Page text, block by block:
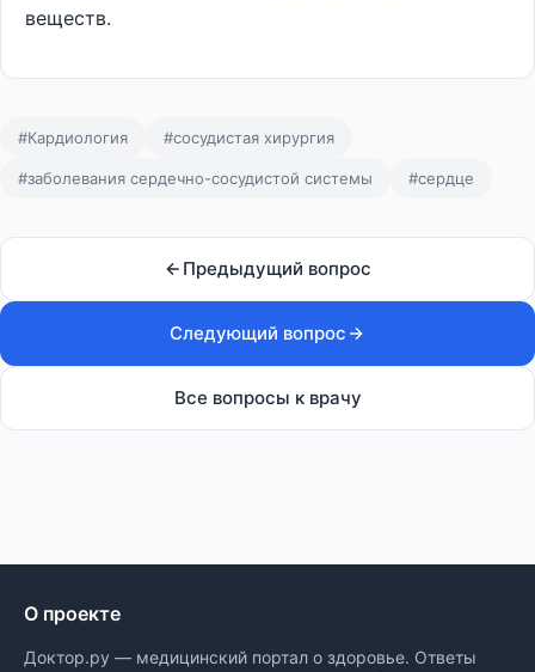
веществ.
#Кардиология #сосудистая хирургия
#заболевания сердечно-сосудистой системы #сердце
Предыдущий вопрос
Следующий вопрос
Все вопросы к врачу
О проекте
Доктор.ру — медицинский портал о здоровье. Ответы